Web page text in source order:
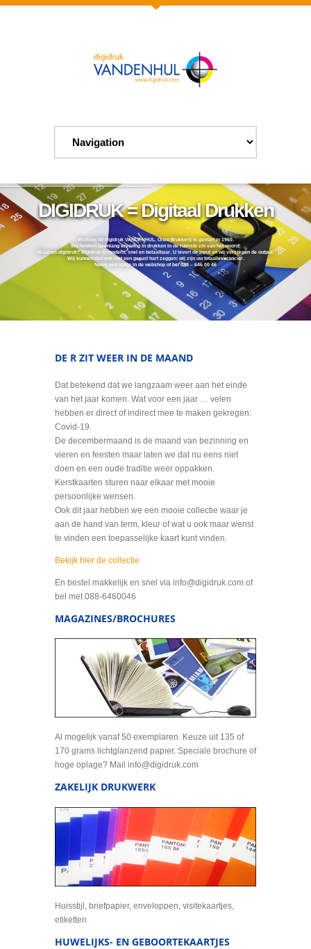
Welkom bij digidruk VANDENHUL. Onze drukkerij is gestart in 1960.
We hebben jarenlang ervaring in drukken in de ruimste zin van het woord!
Waarom digidruk? Digidruk is modern, snel en betaalbaar. U levert de input en wij verzorgen de output!
Wij kunnen dan ook met een gerust hart zeggen: wij zijn uw totaalleverancier.
Neem een kijkje in de webshop of bel 088 – 646 00 46
DIGIDRUK = Digitaal Drukken
DE R ZIT WEER IN DE MAAND
Dat betekend dat we langzaam weer aan het einde
van het jaar komen. Wat voor een jaar … velen
hebben er direct of indirect mee te maken gekregen:
Covid-19.
De decembermaand is de maand van bezinning en
vieren en feesten maar laten we dat nu eens niet
doen en een oude traditie weer oppakken.
Kerstkaarten sturen naar elkaar met mooie
persoonlijke wensen.
Ook dit jaar hebben we een mooie collectie waar je
aan de hand van term, kleur of wat u ook maar wenst
te vinden een toepasselijke kaart kunt vinden.
Bekijk hier de collectie
En bestel makkelijk en snel via info@digidruk.com of
bel met 088-6460046
MAGAZINES/BROCHURES
Al mogelijk vanaf 50 exemplaren. Keuze uit 135 of
170 grams lichtglanzend papier. Speciale brochure of
hoge oplage? Mail info@digidruk.com
ZAKELIJK DRUKWERK
Huisstijl, briefpapier, enveloppen, visitekaartjes,
etiketten
HUWELIJKS- EN GEBOORTEKAARTJES